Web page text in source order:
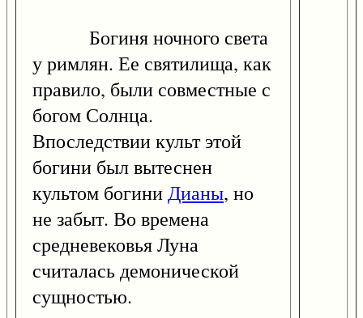
Богиня ночного света
у римлян. Ее святилища, как
правило, были совместные с
богом Солнца.
Впоследствии культ этой
богини был вытеснен
культом богиниДианы, но
не забыт. Во времена
средневековья Луна
считалась демонической
сущностью.